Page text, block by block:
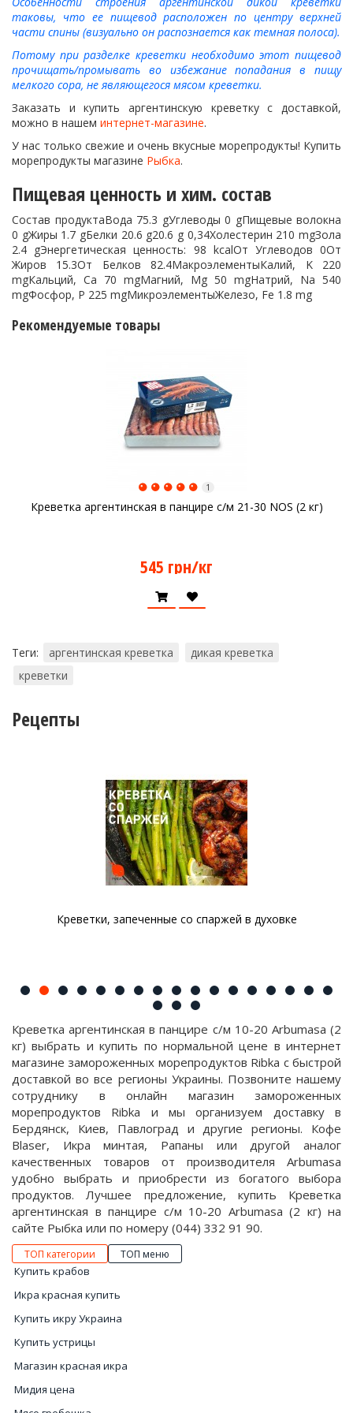
таковы, что ее пищевод расположен по центру верхней
части спины (визуально он распознается как темная полоса).
Потому при разделке креветки необходимо этот пищевод
прочищать/промывать во избежание попадания в пищу
мелкого сора, не являющегося мясом креветки.
Заказать и купить аргентинскую креветку с доставкой,
можно в нашем интернет-магазине.
У нас только свежие и очень вкусные морепродукты! Купить
морепродукты магазине Рыбка.
Пищевая ценность и хим. состав
Состав продуктаВода 75.3 gУглеводы 0 gПищевые волокна
0 gЖиры 1.7 gБелки 20.6 g20.6 g 0,34Холестерин 210 mgЗола
2.4 gЭнергетическая ценность: 98 kcalОт Углеводов 0От
Жиров 15.3От Белков 82.4МакроэлементыКалий, K 220
mgКальций, Ca 70 mgМагний, Mg 50 mgНатрий, Na 540
mgФосфор, P 225 mgМикроэлементыЖелезо, Fe 1.8 mg
Рекомендуемые товары
Креветка аргентинская в панцире с/м 21-30 NOS (2 кг)
1
545 грн/кг
Теги: аргентинская креветка
дикая креветка
креветки
Рецепты
Креветки, запеченные со спаржей в духовке
Креветка аргентинская в панцире с/м 10-20 Arbumasa (2
кг) выбрать и купить по нормальной цене в интернет
магазине замороженных морепродуктов Ribka с быстрой
доставкой во все регионы Украины. Позвоните нашему
сотруднику в онлайн магазин замороженных
морепродуктов Ribka и мы организуем доставку в
Бердянск, Киев, Павлоград и другие регионы. Кофе
Blaser, Икра минтая, Рапаны или другой аналог
качественных товаров от производителя Arbumasa
удобно выбрать и приобрести из богатого выбора
продуктов. Лучшее предложение, купить Креветка
аргентинская в панцире с/м 10-20 Arbumasa (2 кг) на
сайте Рыбка или по номеру (044) 332 91 90.
ТОП категории ТОП меню
Купить крабов
Икра красная купить
Купить икру Украина
Купить устрицы
Магазин красная икра
Мидия цена